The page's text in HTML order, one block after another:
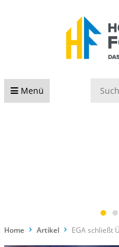
Menü
Home Artikel EGA schließt